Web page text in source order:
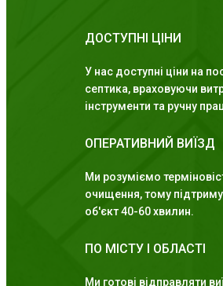
ДОСТУПНІ ЦІНИ
У нас доступні ціни на
септика, враховуючи
інструменти та ручну
ОПЕРАТИВНИЙ ВИЇЗД
Ми розуміємо
очищення, тому
об'єкт 40-60 хвилин.
ПО МІСТУ І ОБЛАСТІ
Ми готові відправляти